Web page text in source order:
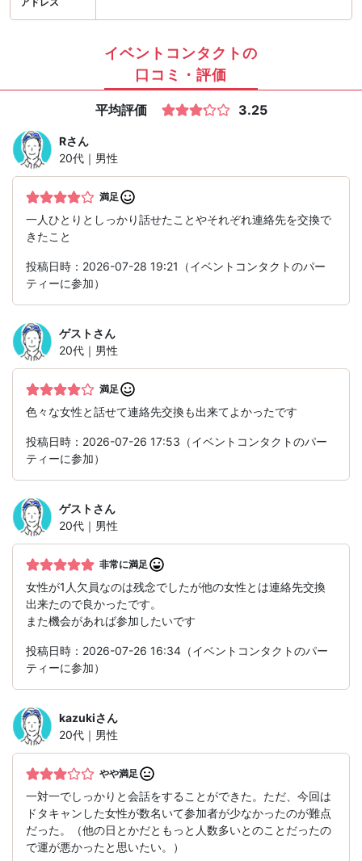
イベントコンタクトの
口コミ・評価
平均評価 3.25
Rさん
20代｜男性
満足
一人ひとりとしっかり話せたことやそれぞれ連絡先を交換で
きたこと
投稿日時：2026-07-28 19:21（イベントコンタクトのパー
ティーに参加）
ゲストさん
20代｜男性
満足
色々な女性と話せて連絡先交換も出来てよかったです
投稿日時：2026-07-26 17:53（イベントコンタクトのパー
ティーに参加）
ゲストさん
20代｜男性
非常に満足
女性が1人欠員なのは残念でしたが他の女性とは連絡先交換
出来たので良かったです。
また機会があれば参加したいです
投稿日時：2026-07-26 16:34（イベントコンタクトのパー
ティーに参加）
kazukiさん
20代｜男性
やや満足
一対一でしっかりと会話をすることができた。ただ、今回は
ドタキャンした女性が数名いて参加者が少なかったのが難点
だった。（他の日とかだともっと人数多いとのことだったの
で運が悪かったと思いたい。）